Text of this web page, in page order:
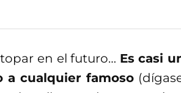
en el futuro… Es casi
cualquier famoso